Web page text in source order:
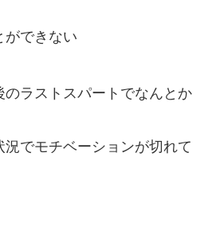
ができない
ラストスパートでなんとか
でモチベーションが切れて